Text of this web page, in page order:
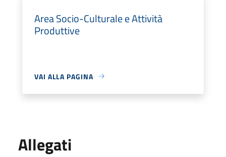
Area Socio-Culturale e Attività
Produttive
VAI ALLA PAGINA
Allegati